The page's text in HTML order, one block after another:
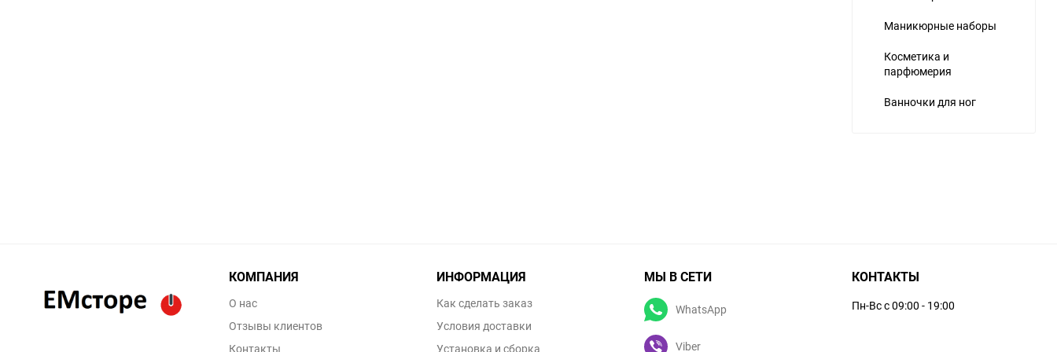
Бетономешалки
Маникюрные наборы
Косметика и
парфюмерия
Ванночки для ног
КОМПАНИЯ
О нас
Отзывы клиентов
Контакты
ИНФОРМАЦИЯ
Как сделать заказ
Условия доставки
Установка и сборка
МЫ В СЕТИ
WhatsApp
Viber
КОНТАКТЫ
Пн-Вс с 09:00 - 19:00